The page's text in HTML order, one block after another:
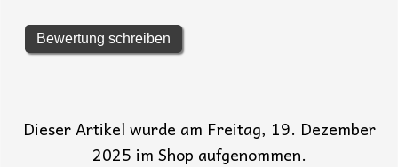
Bewertung schreiben
Dieser Artikel wurde am Freitag, 19. Dezember
2025 im Shop aufgenommen.